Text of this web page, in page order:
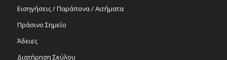
Εισηγήσεις / Παράπονα / Αιτήματα
Πράσινο Σημείο
Άδειες
Διατήρηση Σκύλου